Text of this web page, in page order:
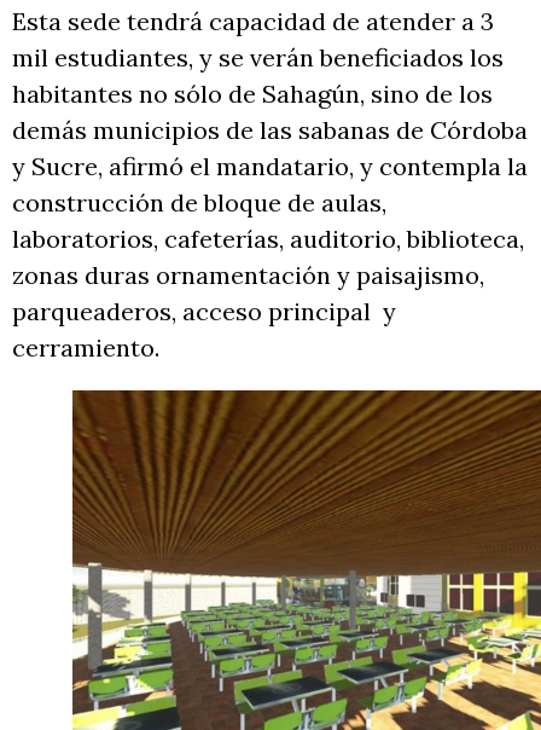
Esta sede tendrá capacidad de atender a 3
mil estudiantes, y se verán beneficiados los
habitantes no sólo de Sahagún, sino de los
demás municipios de las sabanas de Córdoba
y Sucre, afirmó el mandatario, y contempla la
construcción de bloque de aulas,
laboratorios, cafeterías, auditorio, biblioteca,
zonas duras ornamentación y paisajismo,
parqueaderos, acceso principal y
cerramiento.